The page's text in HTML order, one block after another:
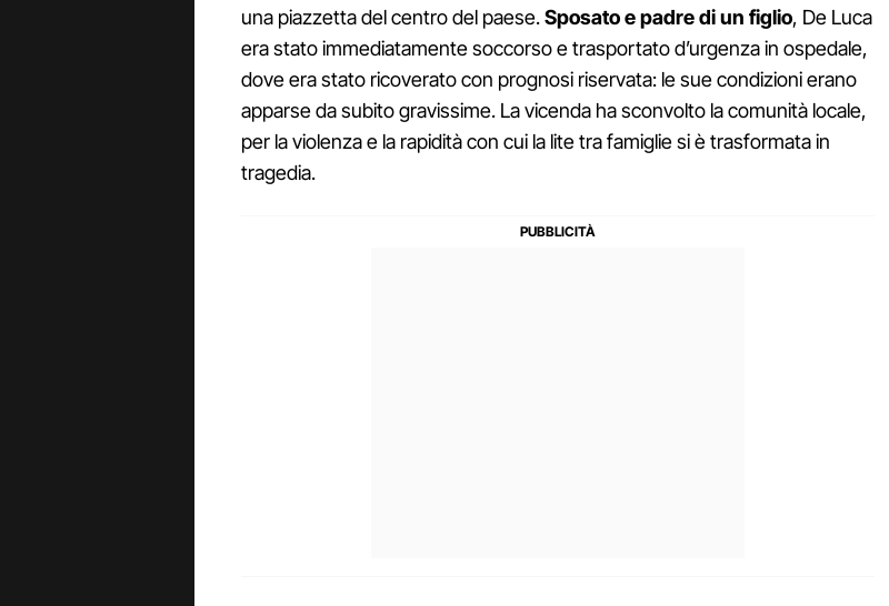
una piazzetta del centro del paese.Sposato e padre di un figlio, De Luca
era stato immediatamente soccorso e trasportato d’urgenza in ospedale,
dove era stato ricoverato con prognosi riservata: le sue condizioni erano
apparse da subito gravissime. La vicenda ha sconvolto la comunità locale,
per la violenza e la rapidità con cui la lite tra famiglie si è trasformata in
tragedia.